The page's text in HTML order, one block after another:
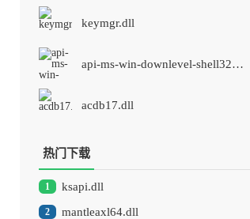
keymgr.dll
api-ms-win-downlevel-shell32-l1-1-0.dll
acdb17.dll
热门下载
1 ksapi.dll
2 mantleaxl64.dll